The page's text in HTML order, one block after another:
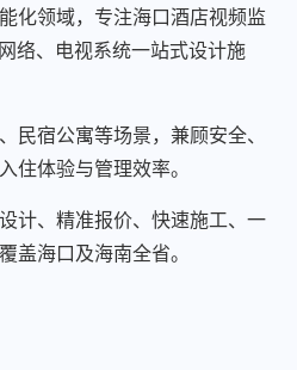
化领域，专注海口酒店视频监
络、电视系统一站式设计施
民宿公寓等场景，兼顾安全、
住体验与管理效率。
计、精准报价、快速施工、一
盖海口及海南全省。